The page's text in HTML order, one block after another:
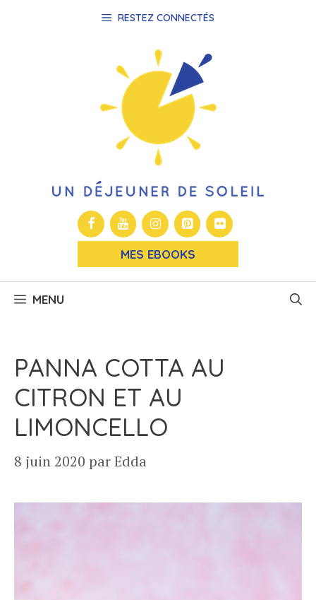
RESTEZ CONNECTÉS
MES EBOOKS
MENU
PANNA COTTA AU
CITRON ET AU
LIMONCELLO
8 juin 2020 parEdda